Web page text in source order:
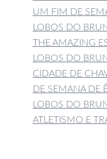
UM FIM DE
LOBOS DO
THE AMAZING
LOBOS DO
CIDADE DE
DE SEMANA DE
LOBOS DO
ATLETISMO E